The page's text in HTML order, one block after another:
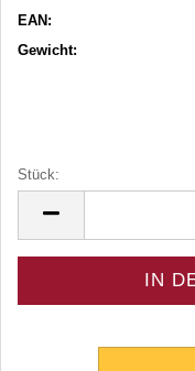
EAN:
Gewicht:
Stück: